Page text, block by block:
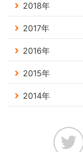
2018年
2017年
2016年
2015年
2014年